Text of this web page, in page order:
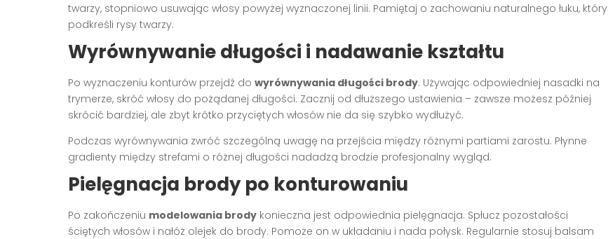
twarzy, stopniowo usuwając włosy powyżej wyznaczonej linii. Pamiętaj o zachowaniu naturalnego łuku, który
podkreśli rysy twarzy.
Wyrównywanie długości i nadawanie kształtu
Po wyznaczeniu konturów przejdź do wyrównywania długości brody. Używając odpowiedniej nasadki na
trymerze, skróć włosy do pożądanej długości. Zacznij od dłuższego ustawienia – zawsze możesz później
skrócić bardziej, ale zbyt krótko przyciętych włosów nie da się szybko wydłużyć.
Podczas wyrównywania zwróć szczególną uwagę na przejścia między różnymi partiami zarostu. Płynne
gradienty między strefami o różnej długości nadadzą brodzie profesjonalny wygląd.
Pielęgnacja brody po konturowaniu
Po zakończeniu modelowania brody konieczna jest odpowiednia pielęgnacja. Spłucz pozostałości
ściętych włosów i nałóż olejek do brody. Pomoże on w układaniu i nada połysk. Regularnie stosuj balsam